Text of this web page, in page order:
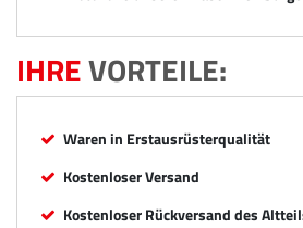
IHREVORTEILE:
Waren in Erstausrüsterqualität
Kostenloser Versand
Kostenloser Rückversand des